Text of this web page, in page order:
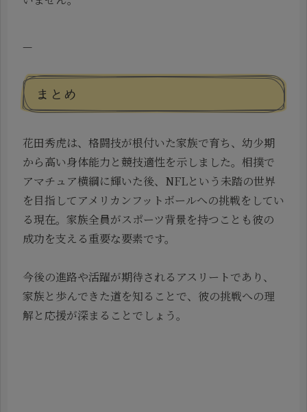
—
まとめ
花田秀虎は、格闘技が根付いた家族で育ち、幼少期
から高い身体能力と競技適性を示しました。相撲で
アマチュア横綱に輝いた後、NFLという未踏の世界
を目指してアメリカンフットボールへの挑戦をしてい
る現在。家族全員がスポーツ背景を持つことも彼の
成功を支える重要な要素です。
今後の進路や活躍が期待されるアスリートであり、
家族と歩んできた道を知ることで、彼の挑戦への理
解と応援が深まることでしょう。